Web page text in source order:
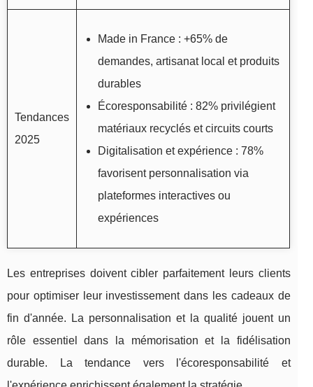
Tendances
2025
Made in France : +65% de
demandes, artisanat local et produits
durables
Écoresponsabilité : 82% privilégient
matériaux recyclés et circuits courts
Digitalisation et expérience : 78%
favorisent personnalisation via
plateformes interactives ou
expériences
Les entreprises doivent cibler parfaitement leurs clients
pour optimiser leur investissement dans les cadeaux de
fin d'année. La personnalisation et la qualité jouent un
rôle essentiel dans la mémorisation et la fidélisation
durable. La tendance vers l'écoresponsabilité et